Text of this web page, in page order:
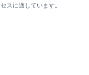
スに適しています。